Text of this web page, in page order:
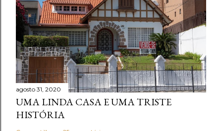
agosto 31, 2020
UMA LINDA CASA E UMA TRISTE
HISTÓRIA